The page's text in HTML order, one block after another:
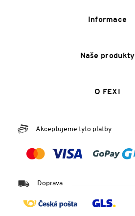
Informace
Naše produkty
O FEXI
Akceptujeme tyto platby
Doprava